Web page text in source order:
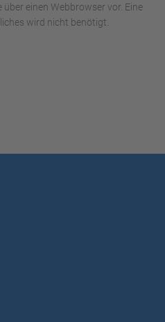
über einen Webbrowser vor. Eine
wird nicht benötigt.